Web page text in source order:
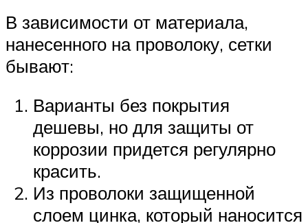
В зависимости от материала,
нанесенного на проволоку, сетки
бывают:
Варианты без покрытия
дешевы, но для защиты от
коррозии придется регулярно
красить.
Из проволоки защищенной
слоем цинка, который наносится